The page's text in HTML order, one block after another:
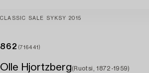
CLASSIC SALE SYKSY 2015
862 (716441)
Olle Hjortzberg(Ruotsi, 1872-1959)